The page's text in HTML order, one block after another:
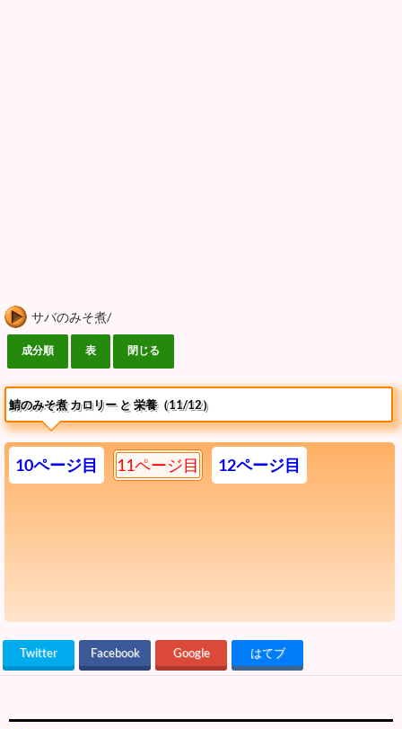
サバのみそ煮/
鯖のみそ煮 カロリー と 栄養（11/12）
10ページ目 11ページ目 12ページ目
Twitter Facebook Google はてブ